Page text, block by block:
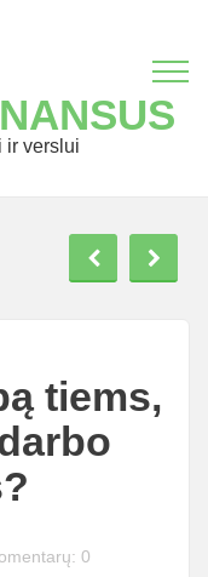
ir verslui
tiems,
0